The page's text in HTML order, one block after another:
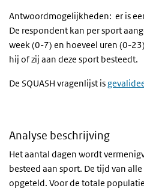
Antwoordmogelijkheden: er is
De respondent kan per sport
week (0-7) en hoeveel uren (0-
hij of zij aan deze sport besteedt.
De SQUASH vragenlijst is
Analyse beschrijving
Het aantal dagen wordt
besteed aan sport. De tijd van
opgeteld. Voor de totale